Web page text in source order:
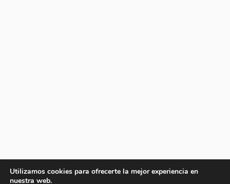
Utilizamos cookies para ofrecerte la mejor experiencia en
nuestra web.